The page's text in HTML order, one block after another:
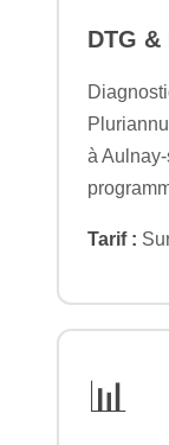
DTG &
à
Tarif :
📊